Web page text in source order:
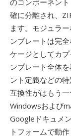
のコンポーネン
確に分離され、
ます。モジュラ
ンプレートは完
ケージとしてカ
ンプレート全体
ント定義などの
互換性がはもう
Windowsおよび
Googleドキュメ
トフォームで動